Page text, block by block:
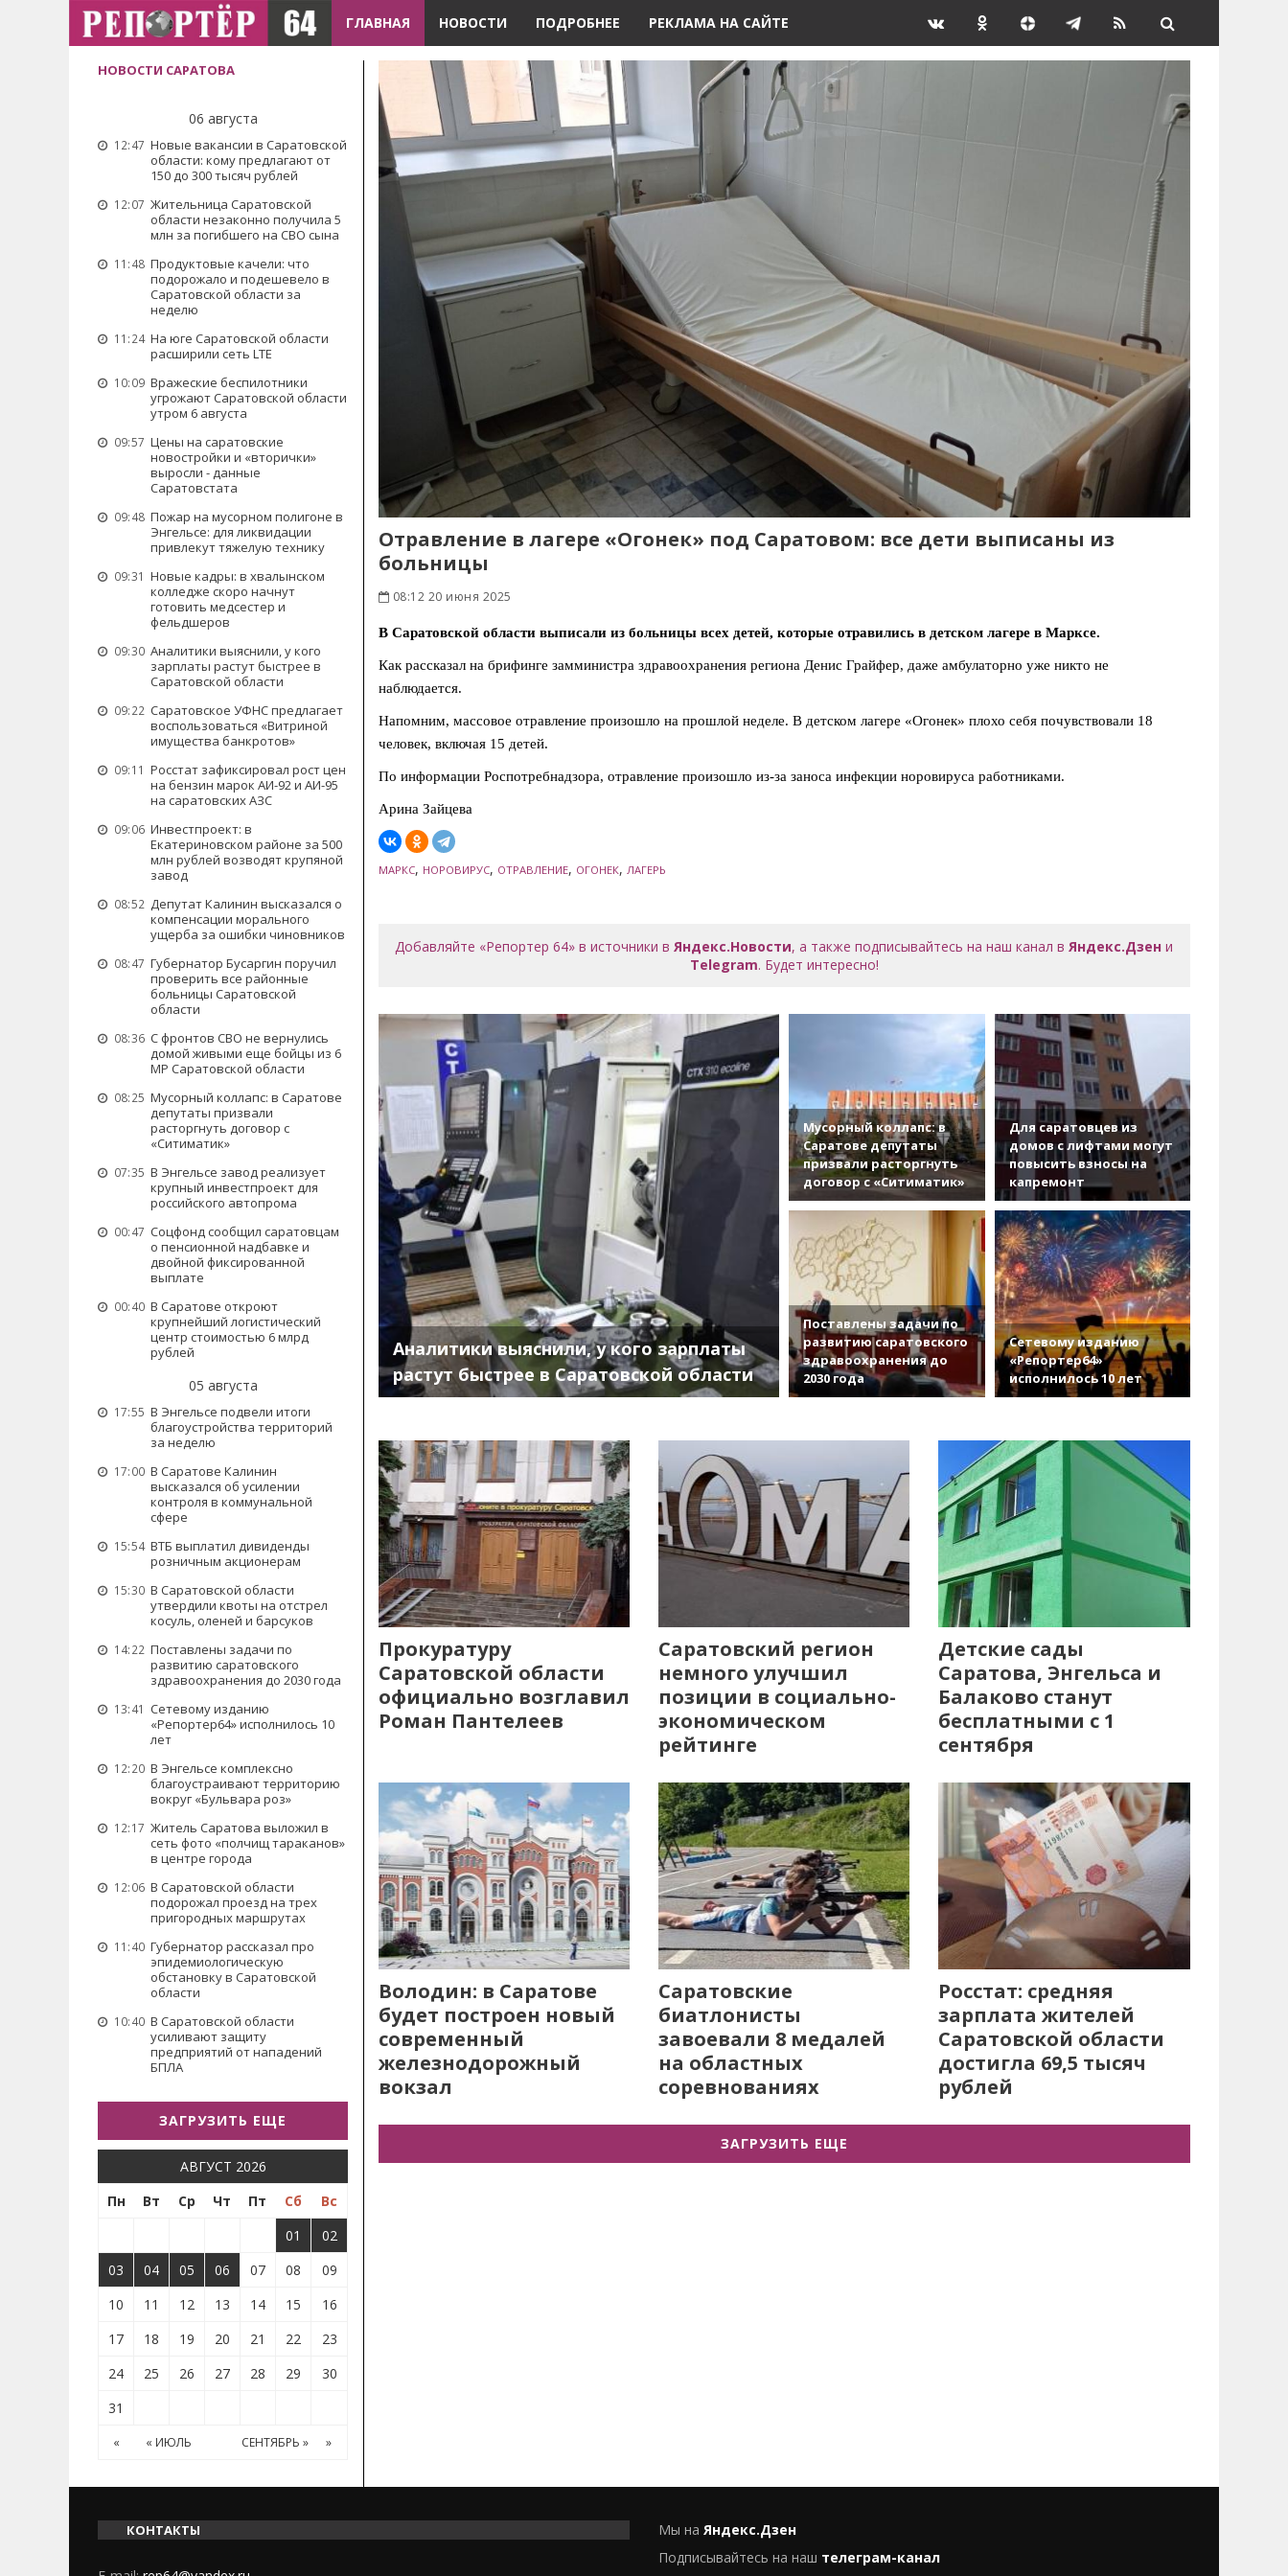
ГЛАВНАЯ НОВОСТИ ПОДРОБНЕЕ РЕКЛАМА НА САЙТЕ
НОВОСТИ САРАТОВА
06 августа
12:47 Новые вакансии в Саратовской
области: кому предлагают от
150 до 300 тысяч рублей
12:07 Жительница Саратовской
области незаконно получила 5
млн за погибшего на СВО сына
11:48 Продуктовые качели: что
подорожало и подешевело в
Саратовской области за
неделю
11:24 На юге Саратовской области
расширили сеть LTE
10:09 Вражеские беспилотники
угрожают Саратовской области
утром 6 августа
09:57 Цены на саратовские
новостройки и «вторички»
выросли - данные
Саратовстата
09:48 Пожар на мусорном полигоне в
Энгельсе: для ликвидации
привлекут тяжелую технику
09:31 Новые кадры: в хвалынском
колледже скоро начнут
готовить медсестер и
фельдшеров
09:30 Аналитики выяснили, у кого
зарплаты растут быстрее в
Саратовской области
09:22 Саратовское УФНС предлагает
воспользоваться «Витриной
имущества банкротов»
09:11 Росстат зафиксировал рост цен
на бензин марок АИ-92 и АИ-95
на саратовских АЗС
09:06 Инвестпроект: в
Екатериновском районе за 500
млн рублей возводят крупяной
завод
08:52 Депутат Калинин высказался о
компенсации морального
ущерба за ошибки чиновников
08:47 Губернатор Бусаргин поручил
проверить все районные
больницы Саратовской
области
08:36 С фронтов СВО не вернулись
домой живыми еще бойцы из 6
МР Саратовской области
08:25 Мусорный коллапс: в Саратове
депутаты призвали
расторгнуть договор с
«Ситиматик»
07:35 В Энгельсе завод реализует
крупный инвестпроект для
российского автопрома
00:47 Соцфонд сообщил саратовцам
о пенсионной надбавке и
двойной фиксированной
выплате
00:40 В Саратове откроют
крупнейший логистический
центр стоимостью 6 млрд
рублей
05 августа
17:55 В Энгельсе подвели итоги
благоустройства территорий
за неделю
17:00 В Саратове Калинин
высказался об усилении
контроля в коммунальной
сфере
15:54 ВТБ выплатил дивиденды
розничным акционерам
15:30 В Саратовской области
утвердили квоты на отстрел
косуль, оленей и барсуков
14:22 Поставлены задачи по
развитию саратовского
здравоохранения до 2030 года
13:41 Сетевому изданию
«Репортер64» исполнилось 10
лет
12:20 В Энгельсе комплексно
благоустраивают территорию
вокруг «Бульвара роз»
12:17 Житель Саратова выложил в
сеть фото «полчищ тараканов»
в центре города
12:06 В Саратовской области
подорожал проезд на трех
пригородных маршрутах
11:40 Губернатор рассказал про
эпидемиологическую
обстановку в Саратовской
области
10:40 В Саратовской области
усиливают защиту
предприятий от нападений
БПЛА
ЗАГРУЗИТЬ ЕЩЕ
АВГУСТ 2026
Пн
Вт Ср Чт Пт Сб
Вс
01
02
03
04 05 06 07 08
09
10
11 12 13 14 15
16
17
18 19 20 21 22
23
24
25 26 27 28 29
30
31
« « ИЮЛЬ СЕНТЯБРЬ » »
Отравление в лагере «Огонек» под Саратовом: все дети выписаны из
больницы
08:12 20 июня 2025
В Саратовской области выписали из больницы всех детей, которые отравились в детском лагере в Марксе.
Как рассказал на брифинге замминистра здравоохранения региона Денис Грайфер, даже амбулаторно уже никто не
наблюдается.
Напомним, массовое отравление произошло на прошлой неделе. В детском лагере «Огонек» плохо себя почувствовали 18
человек, включая 15 детей.
По информации Роспотребнадзора, отравление произошло из-за заноса инфекции норовируса работниками.
Арина Зайцева
МАРКС, НОРОВИРУС, ОТРАВЛЕНИЕ, ОГОНЕК, ЛАГЕРЬ
Добавляйте «Репортер 64» в источники вЯндекс.Новости, а также подписывайтесь на наш канал вЯндекс.Дзен и
Telegram. Будет интересно!
Аналитики выяснили, у кого зарплаты
растут быстрее в Саратовской области
Мусорный коллапс: в
Саратове депутаты
призвали расторгнуть
договор с «Ситиматик»
Для саратовцев из
домов с лифтами могут
повысить взносы на
капремонт
Поставлены задачи по
развитию саратовского
здравоохранения до
2030 года
Сетевому изданию
«Репортер64»
исполнилось 10 лет
Прокуратуру
Саратовской области
официально возглавил
Роман Пантелеев
Саратовский регион
немного улучшил
позиции в социально-
экономическом
рейтинге
Детские сады
Саратова, Энгельса и
Балаково станут
бесплатными с 1
сентября
Володин: в Саратове
будет построен новый
современный
железнодорожный
вокзал
Саратовские
биатлонисты
завоевали 8 медалей
на областных
соревнованиях
Росстат: средняя
зарплата жителей
Саратовской области
достигла 69,5 тысяч
рублей
ЗАГРУЗИТЬ ЕЩЕ
КОНТАКТЫ Мы на Яндекс.Дзен
Подписывайтесь на наш телеграм-канал